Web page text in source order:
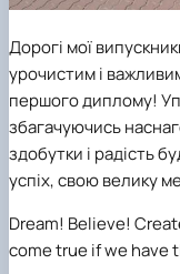
Дорогі мої
урочистим і
першого диплому!
збагачуючись
здобутки і радість
успіх, свою велику
Dream! Believe!
come true if we have